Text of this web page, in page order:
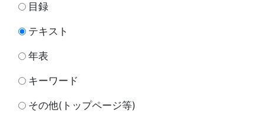
目録
テキスト
年表
キーワード
その他(トップページ等)